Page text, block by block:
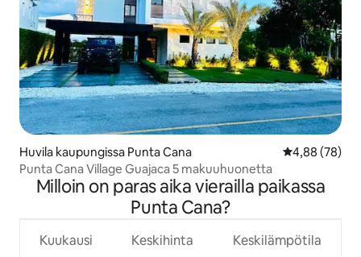
Huvila kaupungissa Punta Cana
4,88 (78)
Punta Cana Village Guajaca 5 makuuhuonetta
Milloin on paras aika vierailla paikassa
Punta Cana?
Kuukausi Keskihinta Keskilämpötila